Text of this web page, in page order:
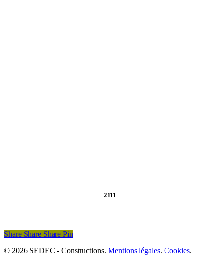
2111
Share Share Share Pin
© 2026 SEDEC - Constructions. Mentions légales. Cookies.